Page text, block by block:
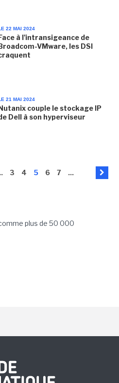
22 MAI 2024
à l'intransigeance de
VMware, les DSI
21 MAI 2024
couple le stockage IP
Dell à son hyperviseur
3 4 5 6 7 ...
plus de 50 000